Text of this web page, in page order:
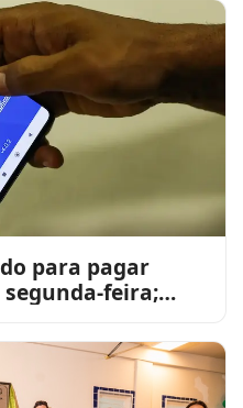
para pagar
feira;